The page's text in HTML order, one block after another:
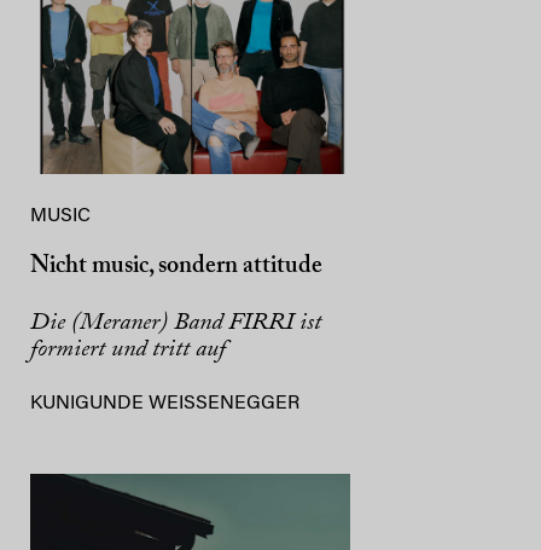
MUSIC
Nicht music, sondern attitude
Die (Meraner) Band FIRRI ist
formiert und tritt auf
KUNIGUNDE WEISSENEGGER